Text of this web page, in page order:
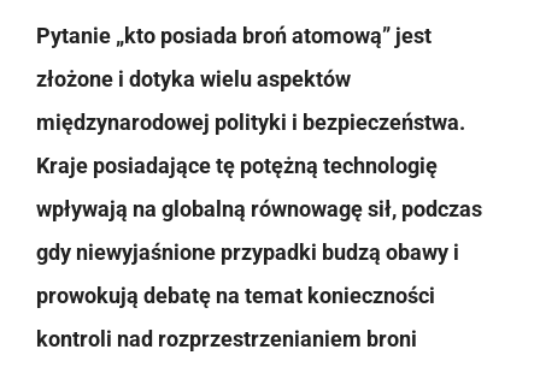
Pytanie „kto posiada broń atomową” jest
złożone i dotyka wielu aspektów
międzynarodowej polityki i bezpieczeństwa.
Kraje posiadające tę potężną technologię
wpływają na globalną równowagę sił, podczas
gdy niewyjaśnione przypadki budzą obawy i
prowokują debatę na temat konieczności
kontroli nad rozprzestrzenianiem broni